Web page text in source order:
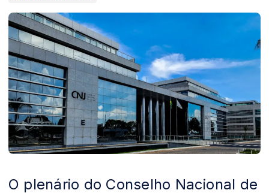
O plenário do Conselho Nacional de